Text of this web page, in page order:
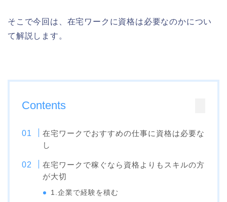
そこで今回は、在宅ワークに資格は必要なのかについ
て解説します。
Contents
在宅ワークでおすすめの仕事に資格は必要な
し
在宅ワークで稼ぐなら資格よりもスキルの方
が大切
1.企業で経験を積む